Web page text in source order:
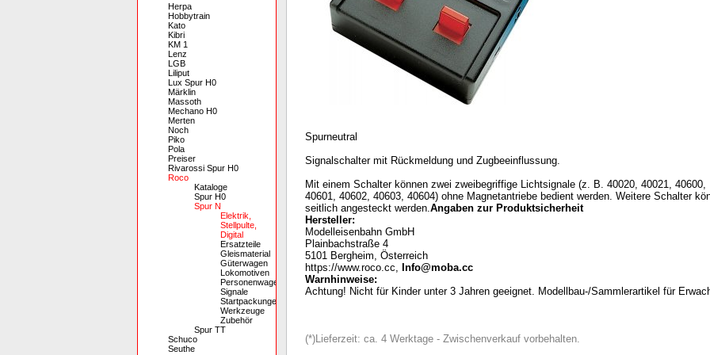
Herpa
Hobbytrain
Kato
Kibri
KM 1
Lenz
LGB
Liliput
Lux Spur H0
Märklin
Massoth
Mechano H0
Merten
Noch
Piko
Pola
Preiser
Rivarossi Spur H0
Roco
Kataloge
Spur H0
Spur N
Elektrik,
Stellpulte,
Digital
Ersatzteile
Gleismaterial
Güterwagen
Lokomotiven
Personenwagen
Signale
Startpackungen
Werkzeuge
Zubehör
Spur TT
Schuco
Seuthe
Spurneutral
Signalschalter mit Rückmeldung und Zugbeeinflussung.
Mit einem Schalter können zwei zweibegriffige Lichtsignale (z. B. 40020, 40021, 40600,
40601, 40602, 40603, 40604) ohne Magnetantriebe bedient werden. Weitere Schalter
seitlich angesteckt werden.Angaben zur Produktsicherheit
Hersteller:
Modelleisenbahn GmbH
Plainbachstraße 4
5101 Bergheim, Österreich
https://www.roco.cc, Info@moba.cc
Warnhinweise:
Achtung! Nicht für Kinder unter 3 Jahren geeignet. Modellbau-/Sammlerartikel für
(*)Lieferzeit: ca. 4 Werktage - Zwischenverkauf vorbehalten.